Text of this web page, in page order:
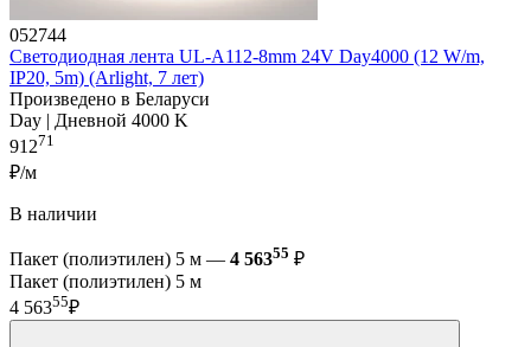
052744
Светодиодная лента UL-A112-8mm 24V Day4000 (12 W/m,
IP20, 5m) (Arlight, 7 лет)
Произведено в Беларуси
Day | Дневной 4000 K
91271
₽/м
В наличии
Пакет (полиэтилен) 5 м — 4 56355 ₽
Пакет (полиэтилен) 5 м
4 56355₽